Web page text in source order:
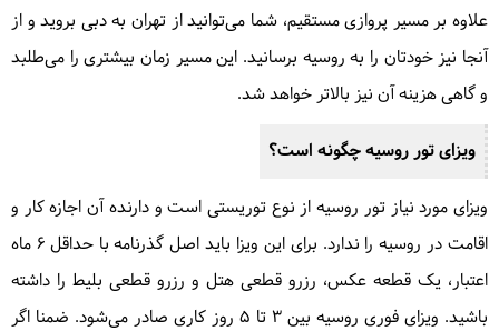
علاوه بر مسیر پروازی مستقیم، شما می‌توانید از تهران به دبی بروید و از
آنجا نیز خودتان را به روسیه برسانید. این مسیر زمان بیشتری را می‌طلبد
و گاهی هزینه آن نیز بالاتر خواهد شد.
ویزای تور روسیه چگونه است؟
ویزای مورد نیاز تور روسیه از نوع توریستی است و دارنده آن اجازه کار و
اقامت در روسیه را ندارد. برای این ویزا باید اصل گذرنامه با حداقل 6 ماه
اعتبار، یک قطعه عکس، رزرو قطعی هتل و رزرو قطعی بلیط را داشته
باشید. ویزای فوری روسیه بین 3 تا 5 روز کاری صادر می‌شود. ضمنا اگر